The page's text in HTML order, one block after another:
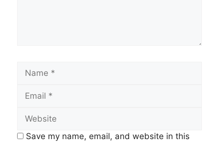
Save my name, email, and website in this